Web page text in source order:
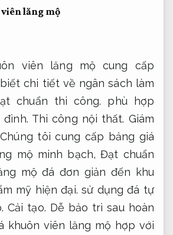
lăng mộ
viên lăng mộ cung cấp
chi tiết về ngân sách làm
chuẩn thi công. phù hợp
đình. Thi công nội thất. Giám
Chúng tôi cung cấp bảng giá
mộ minh bạch,Đạt chuẩn
mộ đá đơn giản đến khu
mỹ hiện đại. sử dụng đá tự
Cải tạo. Dễ bảo trì sau hoàn
khuôn viên lăng mộ hợp với